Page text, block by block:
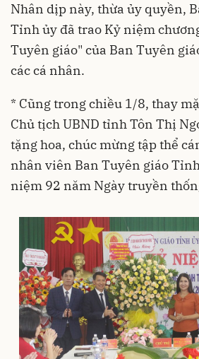
Nhân dịp này, thừa ủy quyền,
Tỉnh ủy đã trao Kỷ niệm
Tuyên giáo" của Ban Tuyên
các cá nhân.
* Cũng trong chiều 1/8, thay
Chủ tịch UBND tỉnh Tôn Thị
tặng hoa, chúc mừng tập thể
nhân viên Ban Tuyên giáo
niệm 92 năm Ngày truyền